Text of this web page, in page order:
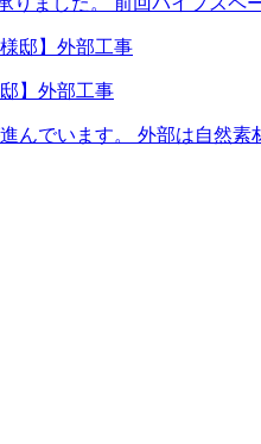
】外部工事
んでいます。 外部は自然